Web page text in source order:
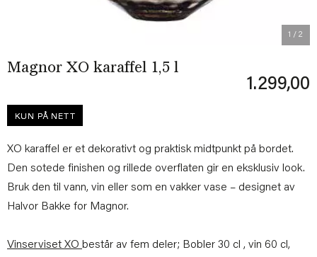
1 / 2
Magnor XO karaffel 1,5 l
1.299,00
KUN PÅ NETT
XO karaffel er et dekorativt og praktisk midtpunkt på bordet.
Den sotede finishen og rillede overflaten gir en eksklusiv look.
Bruk den til vann, vin eller som en vakker vase – designet av
Halvor Bakke for Magnor.
Vinserviset XO består av fem deler; Bobler 30 cl , vin 60 cl,